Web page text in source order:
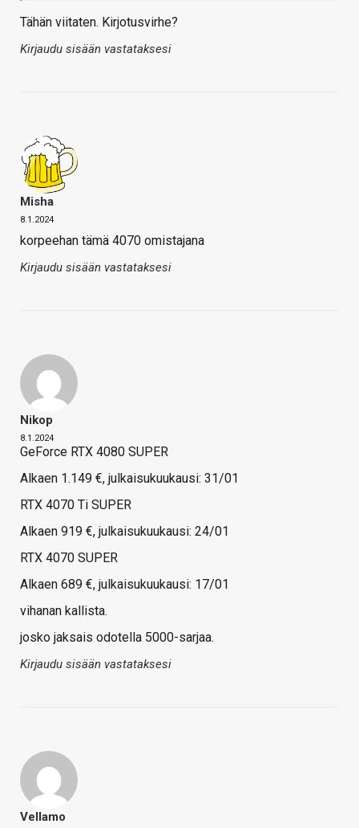
Tähän viitaten. Kirjotusvirhe?
Kirjaudu sisään vastataksesi
Misha
8.1.2024
korpeehan tämä 4070 omistajana
Kirjaudu sisään vastataksesi
Nikop
8.1.2024
GeForce RTX 4080 SUPER
Alkaen 1.149 €, julkaisukuukausi: 31/01
RTX 4070 Ti SUPER
Alkaen 919 €, julkaisukuukausi: 24/01
RTX 4070 SUPER
Alkaen 689 €, julkaisukuukausi: 17/01
vihanan kallista.
josko jaksais odotella 5000-sarjaa.
Kirjaudu sisään vastataksesi
Vellamo